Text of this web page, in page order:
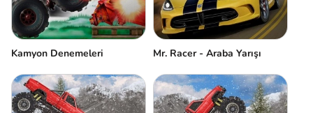
Kamyon Denemeleri Mr. Racer - Araba Yarışı